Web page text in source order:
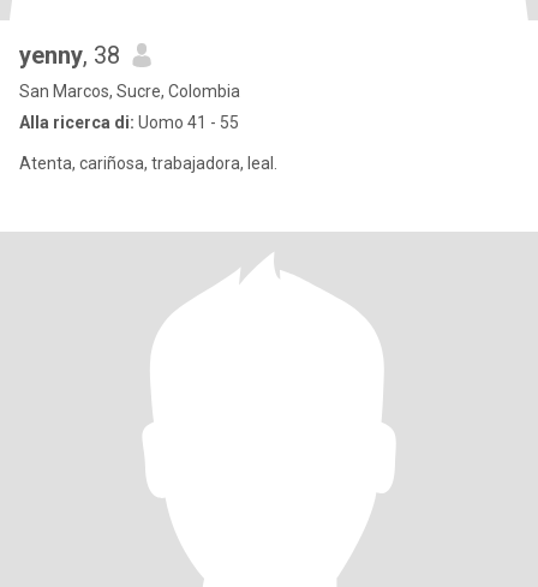
yenny, 38
San Marcos, Sucre, Colombia
Alla ricerca di: Uomo 41 - 55
Atenta, cariñosa, trabajadora, leal.